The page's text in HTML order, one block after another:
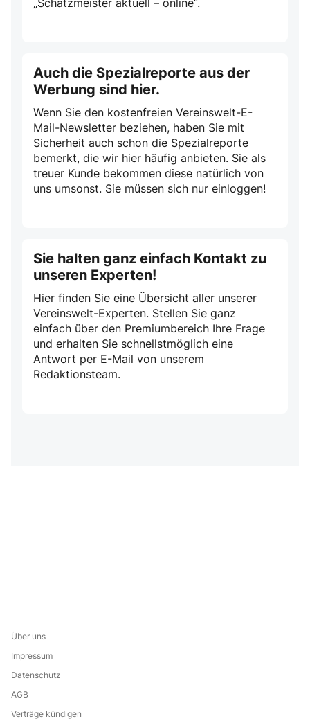
„Schatzmeister aktuell – online“.
Auch die Spezialreporte aus der
Werbung sind hier.
Wenn Sie den kostenfreien Vereinswelt-E-
Mail-Newsletter beziehen, haben Sie mit
Sicherheit auch schon die Spezialreporte
bemerkt, die wir hier häufig anbieten. Sie als
treuer Kunde bekommen diese natürlich von
uns umsonst. Sie müssen sich nur einloggen!
Sie halten ganz einfach Kontakt zu
unseren Experten!
Hier finden Sie eine Übersicht aller unserer
Vereinswelt-Experten. Stellen Sie ganz
einfach über den Premiumbereich Ihre Frage
und erhalten Sie schnellstmöglich eine
Antwort per E-Mail von unserem
Redaktionsteam.
Über uns
Impressum
Datenschutz
AGB
Verträge kündigen